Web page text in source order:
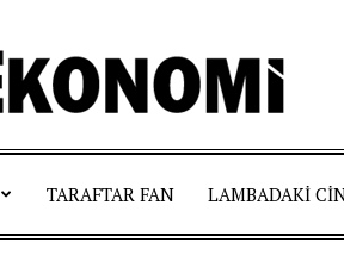
TARAFTAR FAN LAMBADAKI